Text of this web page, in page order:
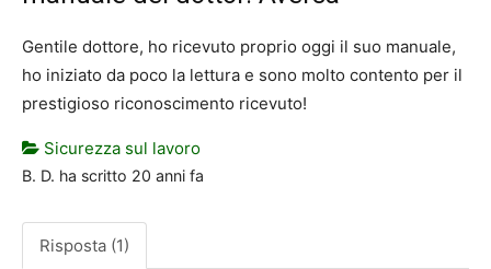
Gentile dottore, ho ricevuto proprio oggi il suo manuale,
ho iniziato da poco la lettura e sono molto contento per il
prestigioso riconoscimento ricevuto!
Sicurezza sul lavoro
B. D. ha scritto 20 anni fa
Risposta (1)